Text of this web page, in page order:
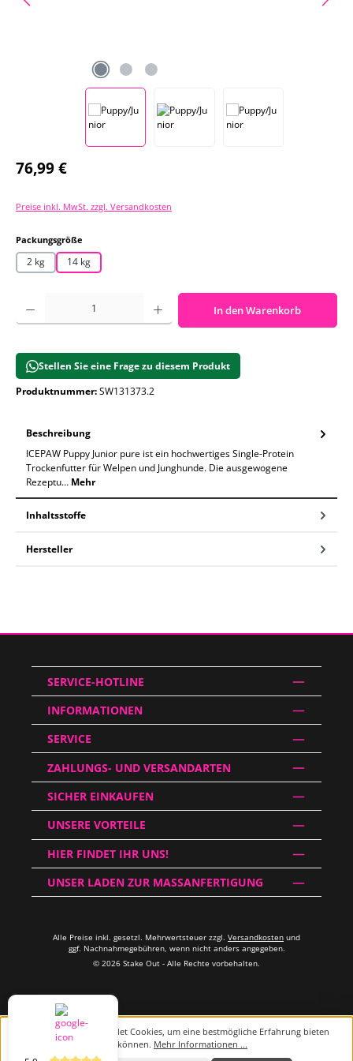
Regulärer Preis:
76,99 €
Preise inkl. MwSt. zzgl. Versandkosten
Packungsgröße
2 kg 14 kg
Produkt Anzahl: Gib den gewünschten Wert ein oder benutze die
In den Warenkorb
Stellen Sie eine Frage zu diesem Produkt
Produktnummer:SW131373.2
Beschreibung
ICEPAW Puppy Junior pure ist ein hochwertiges Single-Protein
Trockenfutter für Welpen und Junghunde. Die ausgewogene
Rezeptu… Mehr
Inhaltsstoffe
Hersteller
SERVICE-HOTLINE
INFORMATIONEN
SERVICE
ZAHLUNGS- UND VERSANDARTEN
SICHER EINKAUFEN
UNSERE VORTEILE
HIER FINDET IHR UNS!
UNSER LADEN ZUR MASSANFERTIGUNG
Alle Preise inkl. gesetzl. Mehrwertsteuer zzgl. Versandkosten und
ggf. Nachnahmegebühren, wenn nicht anders angegeben.
© 2026 Stake Out - Alle Rechte vorbehalten.
Diese Website verwendet Cookies, um eine bestmögliche Erfahrung bieten
zu können. Mehr Informationen ...